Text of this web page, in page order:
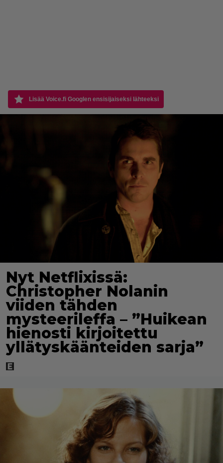
Lisää Voice.fi Googlen ensisijaiseksi lähteeksi
Nyt Netflixissä:
Christopher Nolanin
viiden tähden
mysteerileffa – ”Huikean
hienosti kirjoitettu
yllätyskäänteiden sarja”